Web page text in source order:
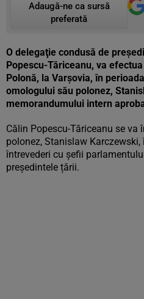
Adaugă-ne ca sursă
preferată
O delegaţie condusă de
Popescu-Tăriceanu, va
Polonă, la Varşovia, în
omologului său polonez,
memorandumului intern
Călin Popescu-Tăriceanu se
polonez, Stanislaw
întrevederi cu şefii
preşedintele țării.